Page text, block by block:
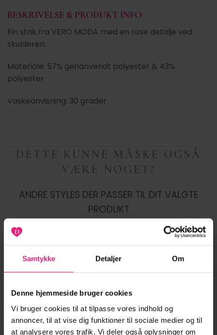
Samtykke Detaljer Om
Denne hjemmeside bruger cookies
Vi bruger cookies til at tilpasse vores indhold og
annoncer, til at vise dig funktioner til sociale medier og til
at analysere vores trafik. Vi deler også oplysninger om
BESKRIVELSE & PRODUKT INFO
Fin strik fra VERO MODA med en rose detalje ved
skulderen.
Materiale: 57% genanvendt polyester & 43%
polyester
Vaskeanvisning: 30 grader
DETTE KUNNE MÅSKE OGSÅ
VÆRE NOGET?
ANDRE STYLES DER PASSER TIL DIT VALGTE
PRODUKT
-20%
ønskeliste